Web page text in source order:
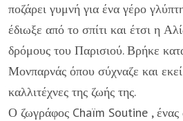
ποζάρει γυμνή για ένα γέρο
έδιωξε από το σπίτι και έτσι η
δρόμους του Παρισιού. Βρήκε
Μονπαρνάς όπου σύχναζε και
καλλιτέχνες της ζωής της.
Ο ζωγράφος Chaïm Soutine , ένας